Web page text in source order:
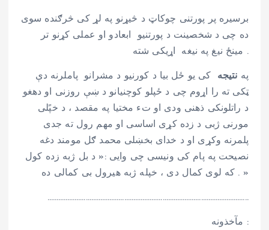
برسیره پر پورتنی چوکاټ د څیړنو په لړ کی څرګنده سوی
ده چی د شخصینت د پورتنیو ابعادو او عملی کړنو تر
مینځ نیغ په نیغه اړیکی شته .
په نتیجه کی یو ځل بیا د کورنیو د مشرانو پاملرنه دې
ټکی ته را اړوم چی د ځپلو کوچنیانو د ښې روزنی او دهغو
د راتلونکی ذهنی ودی او تء مختیا په مقصد ، د خپًلی
مورنی ژبی د زده کړی اساسی او مهم رول ته جدی
پلمرنه وکړی او د خدای بخښلی محمد ګل مومند دغه
نصیحت په پام کی ونیسی چی وایی :« د بل ژبه زده کول
که لوی کمال دی ، خپله ژبه هیرول بی کمالی ده . »
………………………………………………………………………………………………..
مآخذونه :